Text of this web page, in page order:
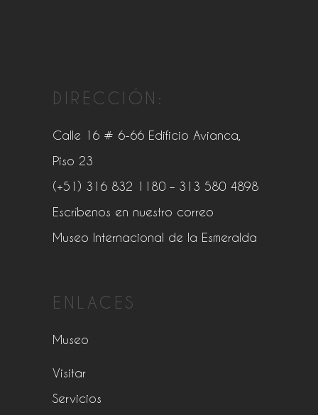
DIRECCIÓN:
Calle 16 # 6-66 Edificio Avianca,
Piso 23
(+51) 316 832 1180 – 313 580 4898
Escríbenos en nuestro correo
Museo Internacional de la Esmeralda
ENLACES
Museo
Visitar
Servicios